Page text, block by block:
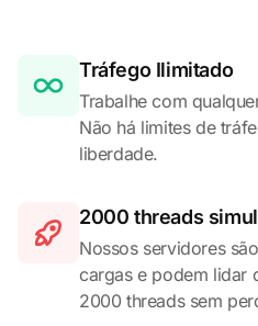
Tráfego Ilimitado
Trabalhe com
Não há limites de
liberdade.
2000 threads
Nossos servidores
cargas e podem lidar
2000 threads sem